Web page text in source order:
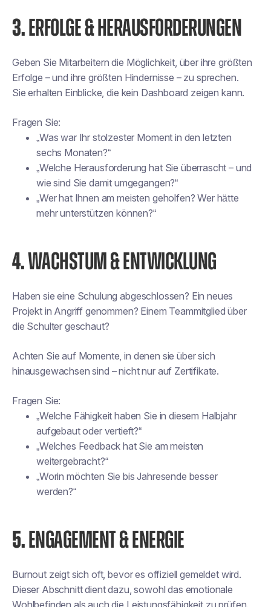
3. ERFOLGE & HERAUSFORDERUNGEN
Geben Sie Mitarbeitern die Möglichkeit, über ihre größten
Erfolge – und ihre größten Hindernisse – zu sprechen.
Sie erhalten Einblicke, die kein Dashboard zeigen kann.
Fragen Sie:
„Was war Ihr stolzester Moment in den letzten
sechs Monaten?“
„Welche Herausforderung hat Sie überrascht – und
wie sind Sie damit umgegangen?“
„Wer hat Ihnen am meisten geholfen? Wer hätte
mehr unterstützen können?“
4.WACHSTUM & ENTWICKLUNG
Haben sie eine Schulung abgeschlossen? Ein neues
Projekt in Angriff genommen? Einem Teammitglied über
die Schulter geschaut?
Achten Sie auf Momente, in denen sie über sich
hinausgewachsen sind – nicht nur auf Zertifikate.
Fragen Sie:
„Welche Fähigkeit haben Sie in diesem Halbjahr
aufgebaut oder vertieft?“
„Welches Feedback hat Sie am meisten
weitergebracht?“
„Worin möchten Sie bis Jahresende besser
werden?“
5. ENGAGEMENT & ENERGIE
Burnout zeigt sich oft, bevor es offiziell gemeldet wird.
Dieser Abschnitt dient dazu, sowohl das emotionale
Wohlbefinden als auch die Leistungsfähigkeit zu prüfen.